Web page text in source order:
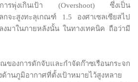
การพุ่งเกินเป้า (Overshoot) ซึ่งเป็น
จะสูงทะลุเกณฑ์ 1.5 องศาเซลเซียสไป
มาในภายหลังนั้น ในทางเทคนิค ถือว่ามี
องการดักจับและกำจัดก๊าซเรือนกระจก
านภูมิอากาศที่ตั้งเป้าหมายไว้สูงหลาย